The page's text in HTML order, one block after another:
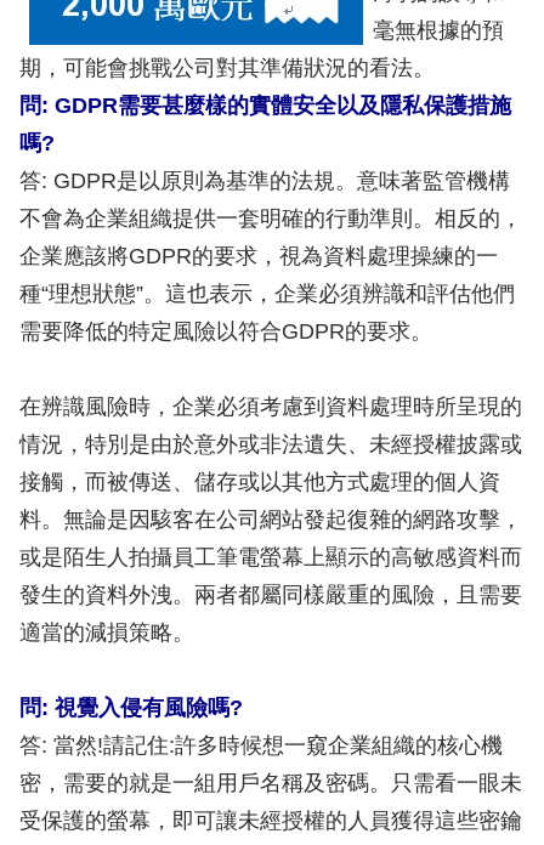
毫無根據的預
期，可能會挑戰公司對其準備狀況的看法。
問: GDPR需要甚麼樣的實體安全以及隱私保護措施
嗎?
答: GDPR是以原則為基準的法規。意味著監管機構
不會為企業組織提供一套明確的行動準則。相反的，
企業應該將GDPR的要求，視為資料處理操練的一
種“理想狀態”。這也表示，企業必須辨識和評估他們
需要降低的特定風險以符合GDPR的要求。
在辨識風險時，企業必須考慮到資料處理時所呈現的
情況，特別是由於意外或非法遺失、未經授權披露或
接觸，而被傳送、儲存或以其他方式處理的個人資
料。無論是因駭客在公司網站發起復雜的網路攻擊，
或是陌生人拍攝員工筆電螢幕上顯示的高敏感資料而
發生的資料外洩。兩者都屬同樣嚴重的風險，且需要
適當的減損策略。
問: 視覺入侵有風險嗎?
答: 當然!請記住:許多時候想一窺企業組織的核心機
密，需要的就是一組用戶名稱及密碼。只需看一眼未
受保護的螢幕，即可讓未經授權的人員獲得這些密鑰